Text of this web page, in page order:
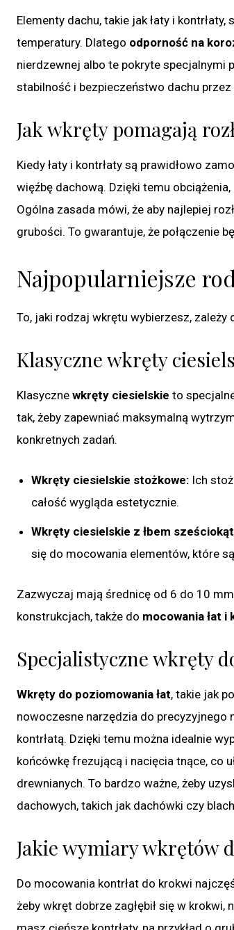
Elementy dachu, takie jak łaty i
temperatury. Dlatego odporność na
nierdzewnej albo te pokryte specjalnymi
stabilność i bezpieczeństwo dachu przez
Jak wkręty pomagają
Kiedy łaty i kontrłaty są prawidłowo
więźbę dachową. Dzięki temu
Ogólna zasada mówi, że aby najlepiej
grubości. To gwarantuje, że połączenie
Najpopularniejsze
To, jaki rodzaj wkrętu wybierzesz,
Klasyczne wkręty
Klasyczne wkręty ciesielskie to
tak, żeby zapewniać maksymalną
konkretnych zadań.
Wkręty ciesielskie stożkowe: Ich
całość wygląda estetycznie.
Wkręty ciesielskie z łbem
się do mocowania elementów, które
Zazwyczaj mają średnicę od 6 do 10
konstrukcjach, także do mocowania łat i
Specjalistyczne wkręty
Wkręty do poziomowania łat, takie jak
nowoczesne narzędzia do precyzyjnego
kontrłatą. Dzięki temu można idealnie
końcówkę frezującą i nacięcia tnące, co
drewnianych. To bardzo ważne, żeby
dachowych, takich jak dachówki czy
Jakie wymiary wkrętów
Do mocowania kontrłat do krokwi
żeby wkręt dobrze zagłębił się w